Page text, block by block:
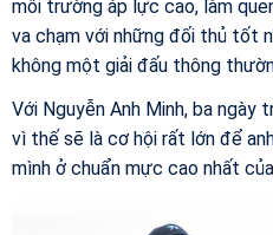
môi trường áp lực cao, làm
va chạm với những đối thủ tốt
không một giải đấu thông
Với Nguyễn Anh Minh, ba ngày
vì thế sẽ là cơ hội rất lớn để
mình ở chuẩn mực cao nhất